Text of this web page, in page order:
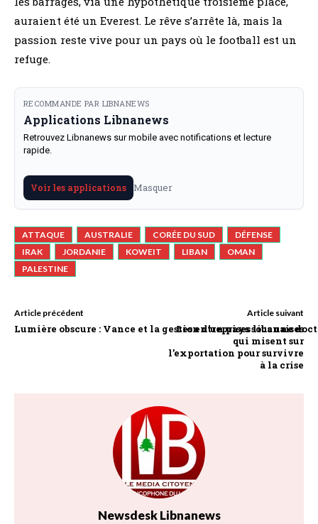
auraient été un Everest. Le rêve s’arrête là, mais la
passion reste vive pour un pays où le football est un
refuge.
RECOMMANDE PAR LIBNANEWS
Applications Libnanews
Retrouvez Libnanews sur mobile avec notifications et lecture
rapide.
Voir les applications Masquer
ATTAQUE AUSTRALIE CORÉE DU SUD
DÉFENSE
IRAK
JORDANIE KOWEIT LIBAN
OMAN
PALESTINE
Article précédent
Lumière obscure : Vance et la gestion d’un pays sous une
Article suivant
Les entreprises libanaises
qui misent sur
l’exportation pour survivre
à la crise
Newsdesk Libnanews